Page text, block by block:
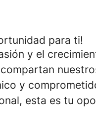
para ti!
y el
y
esta es tu